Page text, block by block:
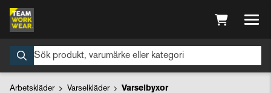
Arbetskläder Varselkläder Varselbyxor